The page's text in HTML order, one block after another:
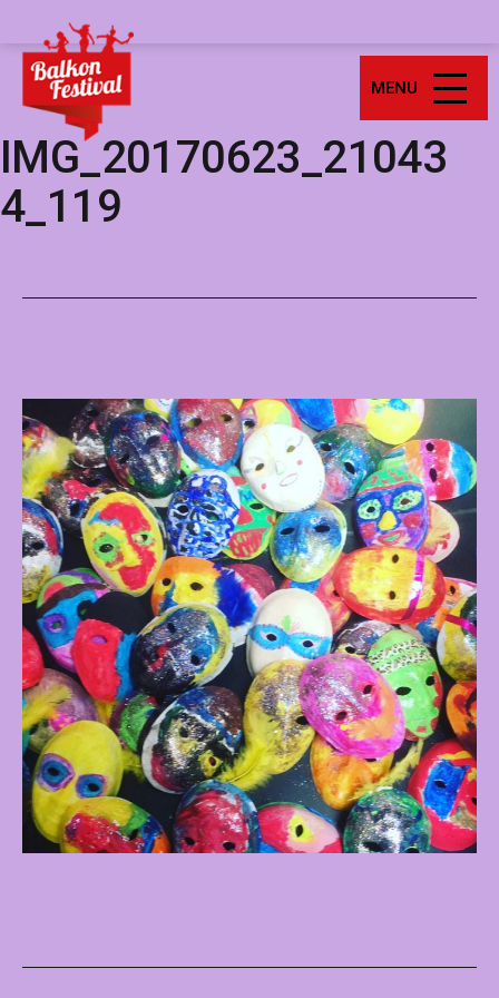
naar
inhoud
Balkonfestival
MENU
IMG_20170623_21043
4_119